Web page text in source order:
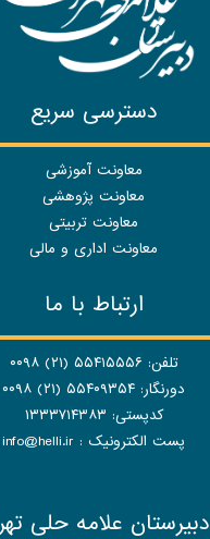
دسترسی سریع
معاونت آموزشی
معاونت پژوهشی
معاونت تربیتی
معاونت اداری و مالی
ارتباط با ما
تلفن: ۵۵۴۱۵۵۵۶ (۲۱) ۰۰۹۸
دورنگار: ۵۵۴۰۹۳۵۴ (۲۱) ۰۰۹۸
کدپستی: ۱۳۳۳۷۱۴۳۸۳
پست الکترونیک : info@helli.ir
دبیرستان علامه حلی